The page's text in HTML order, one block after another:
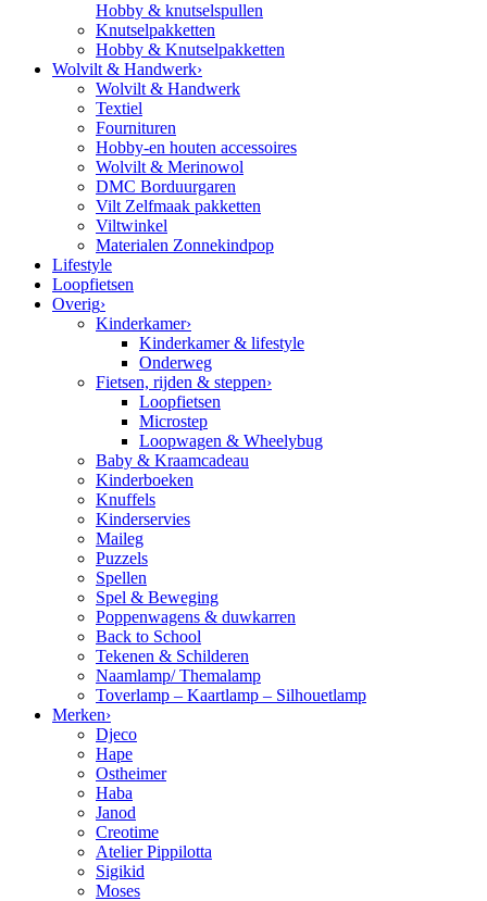
Hobby & knutselspullen
Knutselpakketten
Hobby & Knutselpakketten
Wolvilt & Handwerk›
Wolvilt & Handwerk
Textiel
Fournituren
Hobby-en houten accessoires
Wolvilt & Merinowol
DMC Borduurgaren
Vilt Zelfmaak pakketten
Viltwinkel
Materialen Zonnekindpop
Lifestyle
Loopfietsen
Overig›
Kinderkamer›
Kinderkamer & lifestyle
Onderweg
Fietsen, rijden & steppen›
Loopfietsen
Microstep
Loopwagen & Wheelybug
Baby & Kraamcadeau
Kinderboeken
Knuffels
Kinderservies
Maileg
Puzzels
Spellen
Spel & Beweging
Poppenwagens & duwkarren
Back to School
Tekenen & Schilderen
Naamlamp/ Themalamp
Toverlamp – Kaartlamp – Silhouetlamp
Merken›
Djeco
Hape
Ostheimer
Haba
Janod
Creotime
Atelier Pippilotta
Sigikid
Moses